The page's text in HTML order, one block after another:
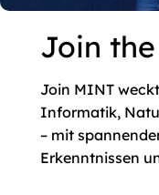
Join
Join MINT
Informatik,
– mit
Erkenntnissen